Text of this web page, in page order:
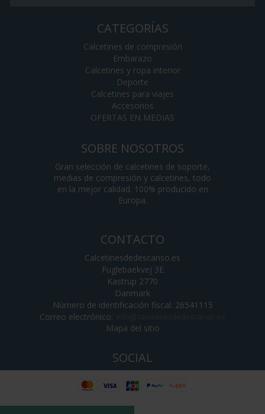
CATEGORÍAS
Calcetines de compresión
Embarazo
Calcetines y ropa interior
Deporte
Calcetines para viajes
Accesorios
OFERTAS EN MEDIAS
SOBRE NOSOTROS
Gran selección de calcetines de soporte,
medias de compresión y calcetines, todo
en la mejor calidad. 100% producido en
Europa.
CONTACTO
Calcetinesdedescanso.es
Fuglebaekvej 3E
Kastrup 2770
Danmark
Número de identificación fiscal: 26541115
Correo electrónico:
Mapa del sitio
SOCIAL